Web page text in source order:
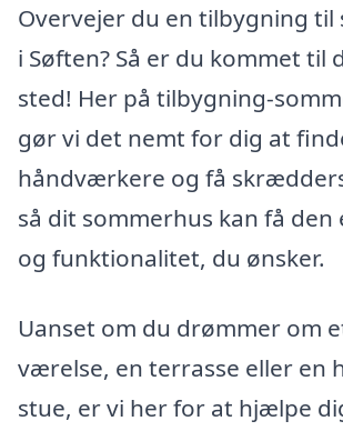
Overvejer du en tilbygning til
i Søften? Så er du kommet til
sted! Her på tilbygning-
gør vi det nemt for dig at
håndværkere og få
så dit sommerhus kan få den
og funktionalitet, du ønsker.
Uanset om du drømmer om
værelse, en terrasse eller en
stue, er vi her for at hjælpe